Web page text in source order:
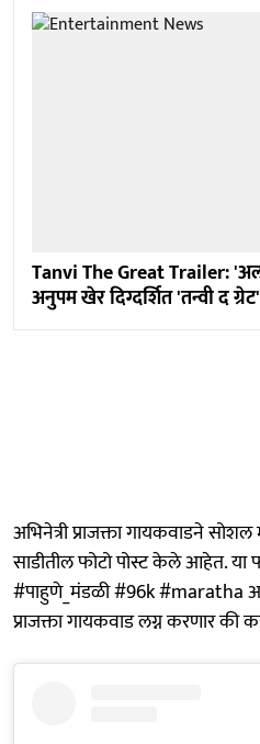
Tanvi The Great Trailer:
अनुपम खेर दिग्दर्शित 'तन्वी द ग्रेट'
अभिनेत्री प्राजक्ता गायकवाडने
साडीतील फोटो पोस्ट केले आहेत. या
#पाहुणे_मंडळी #96k #maratha
प्राजक्ता गायकवाड लग्न करणार